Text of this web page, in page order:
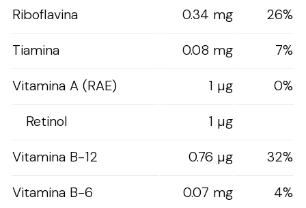
Riboflavina
0.34 mg
26%
Tiamina
0.08 mg
7%
Vitamina A (RAE)
1 µg
0%
Retinol
1 µg
Vitamina B-12
0.76 µg
32%
Vitamina B-6
0.07 mg
4%